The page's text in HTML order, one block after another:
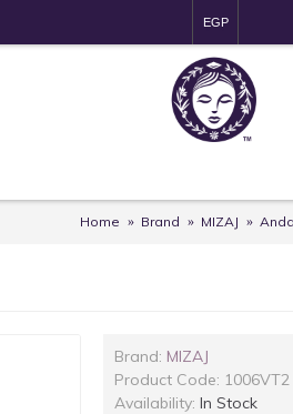
EGP
Home Brand MIZAJ
Brand: MIZAJ
Product Code: 1006VT2
Availability: In Stock